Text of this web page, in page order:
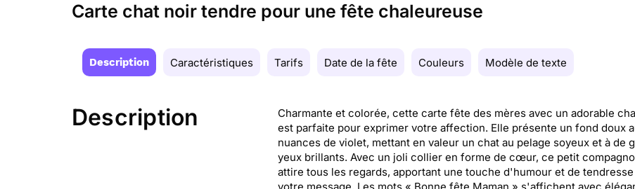
Carte chat noir tendre pour une fête chaleureuse
Description Caractéristiques Tarifs Date de la fête Couleurs Modèle de texte
Description
Charmante et colorée, cette carte fête des mères avec un adorable
est parfaite pour exprimer votre affection. Elle présente un fond doux
nuances de violet, mettant en valeur un chat au pelage soyeux et à de
yeux brillants. Avec un joli collier en forme de cœur, ce petit
attire tous les regards, apportant une touche d'humour et de tendresse